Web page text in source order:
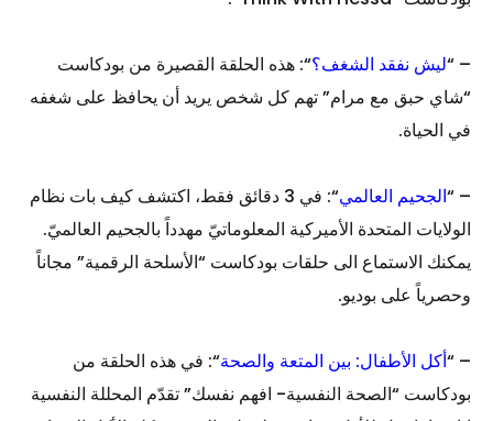
– “ليش نفقد الشغف؟“: هذه الحلقة القصيرة من بودكاست
“شاي حبق مع مرام” تهم كل شخص يريد أن يحافظ على شغفه
في الحياة.
– “الجحيم العالمي
“: في 3 دقائق فقط، اكتشف كيف بات نظام
الولايات المتحدة الأميركية المعلوماتيّ مهدداً بالجحيم العالميّ.
يمكنك الاستماع الى حلقات بودكاست “الأسلحة الرقمية” مجاناً
وحصرياً على بوديو.
– “أكل الأطفال: بين المتعة والصحة“: في هذه الحلقة من
بودكاست “الصحة النفسية- افهم نفسك” تقدّم المحللة النفسية